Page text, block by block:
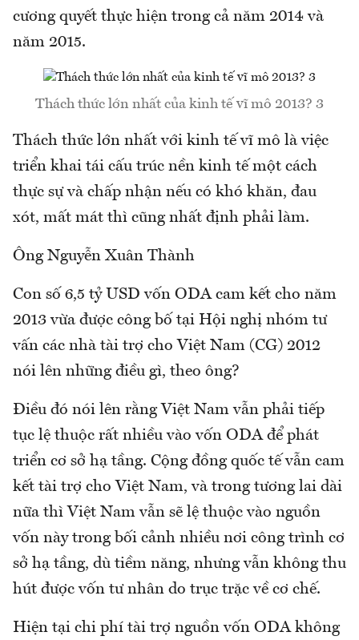
cương quyết thực hiện trong cả năm 2014 và
năm 2015.
Thách thức lớn nhất của kinh tế vĩ mô 2013? 3
Thách thức lớn nhất với kinh tế vĩ mô là việc
triển khai tái cấu trúc nền kinh tế một cách
thực sự và chấp nhận nếu có khó khăn, đau
xót, mất mát thì cũng nhất định phải làm.
Ông Nguyễn Xuân Thành
Con số 6,5 tỷ USD vốn ODA cam kết cho năm
2013 vừa được công bố tại Hội nghị nhóm tư
vấn các nhà tài trợ cho Việt Nam (CG) 2012
nói lên những điều gì, theo ông?
Điều đó nói lên rằng Việt Nam vẫn phải tiếp
tục lệ thuộc rất nhiều vào vốn ODA để phát
triển cơ sở hạ tầng. Cộng đồng quốc tế vẫn cam
kết tài trợ cho Việt Nam, và trong tương lai dài
nữa thì Việt Nam vẫn sẽ lệ thuộc vào nguồn
vốn này trong bối cảnh nhiều nơi công trình cơ
sở hạ tầng, dù tiềm năng, nhưng vẫn không thu
hút được vốn tư nhân do trục trặc về cơ chế.
Hiện tại chi phí tài trợ nguồn vốn ODA không